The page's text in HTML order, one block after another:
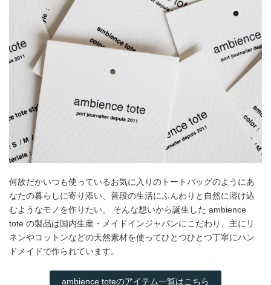
何故だかいつも使っているお気に入りのトートバッグのようにあ
なたの暮らしに寄り添い、普段の生活にふんわりと自然に溶け込
むようなモノを作りたい。 そんな想いから誕生した ambience
tote の製品は国内生産・メイドインジャパンにこだわり、主にリ
ネンやコットンなどの天然素材を使ってひとつひとつ丁寧にハン
ドメイドで作られています。
ambience toteのアイテム一覧はこちら